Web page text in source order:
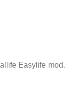
Easylife